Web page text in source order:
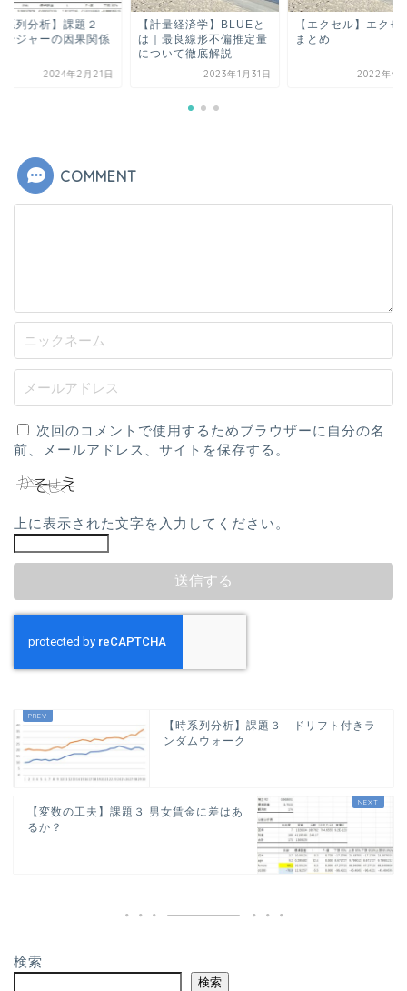
系列分析】課題２
ンジャーの因果関係
2024年2月21日
【計量経済学】BLUEと
は｜最良線形不偏推定量
について徹底解説
2023年1月31日
【エクセル】エクセ
まとめ
2022年4
COMMENT
次回のコメントで使用するためブラウザーに自分の名
前、メールアドレス、サイトを保存する。
上に表示された文字を入力してください。
【時系列分析】課題３ ドリフト付きラ
ンダムウォーク
【変数の工夫】課題３ 男女賃金に差はあ
るか？
検索
検索